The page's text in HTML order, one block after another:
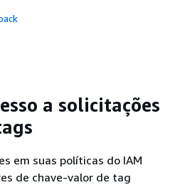
a solicitações
em suas políticas do IAM
de chave-valor de tag